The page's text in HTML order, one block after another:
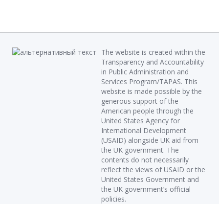
The website is created within the
Transparency and Accountability
in Public Administration and
Services Program/TAPAS. This
website is made possible by the
generous support of the
American people through the
United States Agency for
International Development
(USAID) alongside UK aid from
the UK government. The
contents do not necessarily
reflect the views of USAID or the
United States Government and
the UK government’s official
policies.